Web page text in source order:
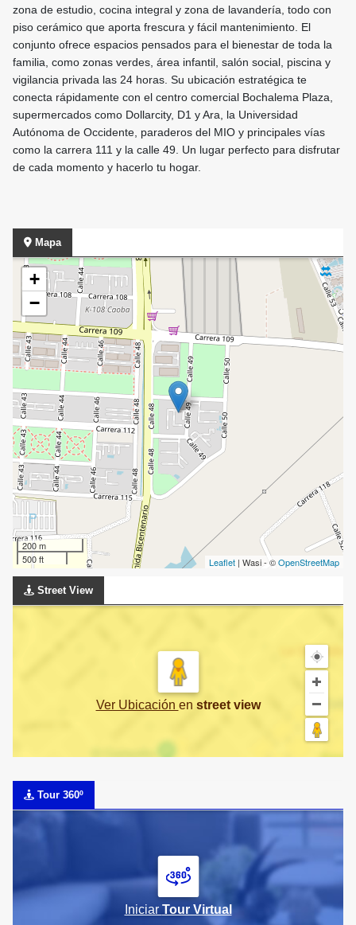
zona de estudio, cocina integral y zona de lavandería, todo con
piso cerámico que aporta frescura y fácil mantenimiento. El
conjunto ofrece espacios pensados para el bienestar de toda la
familia, como zonas verdes, área infantil, salón social, piscina y
vigilancia privada las 24 horas. Su ubicación estratégica te
conecta rápidamente con el centro comercial Bochalema Plaza,
supermercados como Dollarcity, D1 y Ara, la Universidad
Autónoma de Occidente, paraderos del MIO y principales vías
como la carrera 111 y la calle 49. Un lugar perfecto para disfrutar
de cada momento y hacerlo tu hogar.
Mapa
+
−
200 m
500 ft
Leaflet | Wasi - ©OpenStreetMap
Street View
Ver Ubicación en street view
Tour 360º
Iniciar Tour Virtual